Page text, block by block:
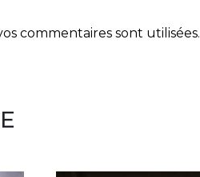
commentaires sont utilisées.